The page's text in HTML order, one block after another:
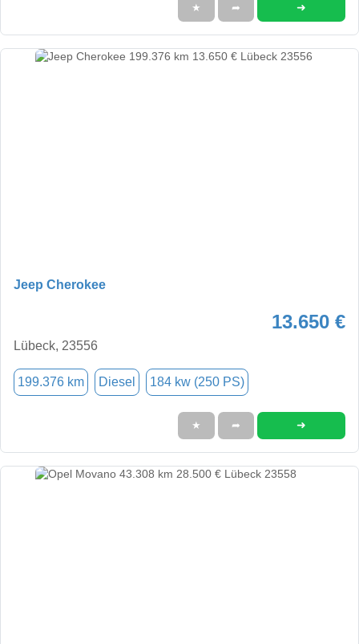
★ ➦ ➜
Jeep Cherokee
13.650 €
Lübeck, 23556
199.376 km Diesel 184 kw (250 PS)
★ ➦ ➜